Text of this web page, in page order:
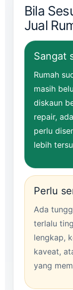
Bila
Jual
Sangat
Rumah
masih
diskaun
repair,
perlu
lebih
Perlu
Ada
terlalu
lengkap,
kaveat,
yang